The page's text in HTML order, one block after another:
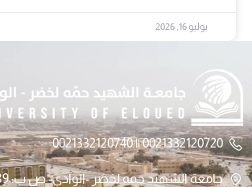
يوليو 16, 2026
0021332120720 || 0021332120740
جامعة الشهيد حمه لخضر -الوادي- ص.ب: 789 الوادي الجزائر